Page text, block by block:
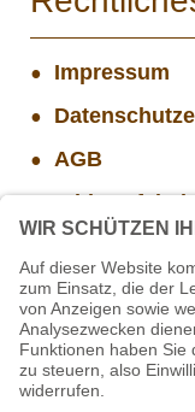
Impressum
AGB
Aktuelle